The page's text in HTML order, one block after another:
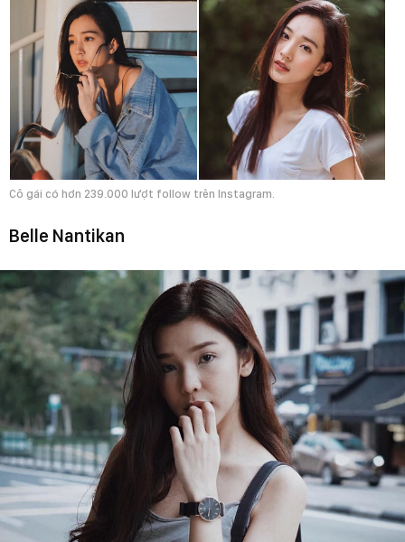
Cô gái có hơn 239.000 lượt follow trên Instagram.
Belle Nantikan